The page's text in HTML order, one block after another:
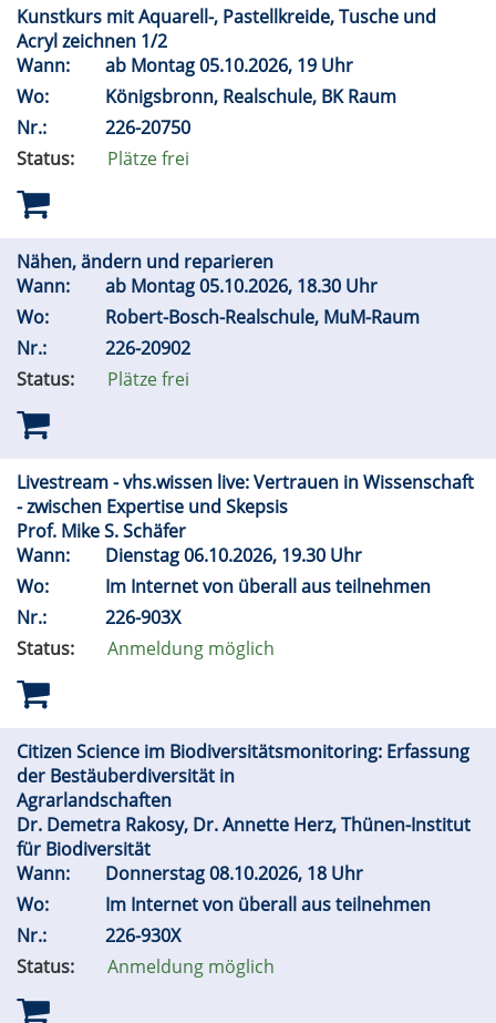
Kunstkurs mit Aquarell-, Pastellkreide, Tusche und
Acryl zeichnen 1/2
Wann:
ab Montag 05.10.2026, 19 Uhr
Wo:
Königsbronn, Realschule, BK Raum
Nr.:
226-20750
Status:
Plätze frei
Nähen, ändern und reparieren
Wann:
ab Montag 05.10.2026, 18.30 Uhr
Wo:
Robert-Bosch-Realschule, MuM-Raum
Nr.:
226-20902
Status:
Plätze frei
Livestream - vhs.wissen live: Vertrauen in Wissenschaft
- zwischen Expertise und Skepsis
Prof. Mike S. Schäfer
Wann:
Dienstag 06.10.2026, 19.30 Uhr
Wo:
Im Internet von überall aus teilnehmen
Nr.:
226-903X
Status:
Anmeldung möglich
Citizen Science im Biodiversitätsmonitoring: Erfassung
der Bestäuberdiversität in
Agrarlandschaften
Dr. Demetra Rakosy, Dr. Annette Herz, Thünen-Institut
für Biodiversität
Wann:
Donnerstag 08.10.2026, 18 Uhr
Wo:
Im Internet von überall aus teilnehmen
Nr.:
226-930X
Status:
Anmeldung möglich